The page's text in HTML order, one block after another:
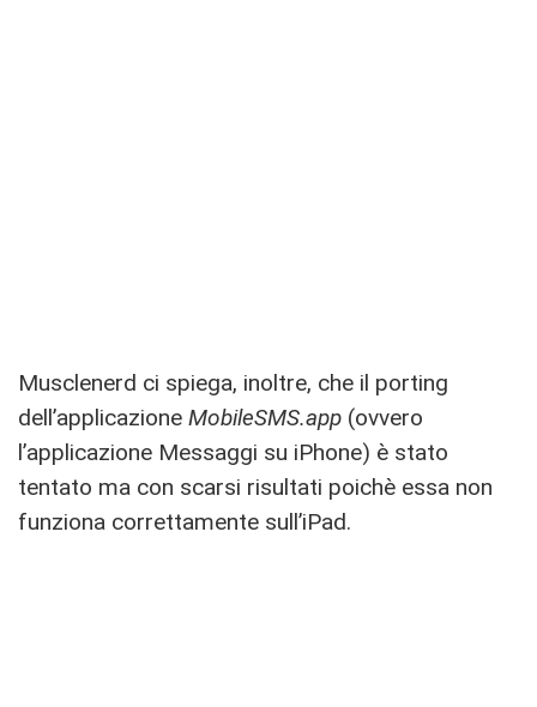
Musclenerd ci spiega, inoltre, che il porting
dell’applicazione MobileSMS.app (ovvero
l’applicazione Messaggi su iPhone) è stato
tentato ma con scarsi risultati poichè essa non
funziona correttamente sull’iPad.